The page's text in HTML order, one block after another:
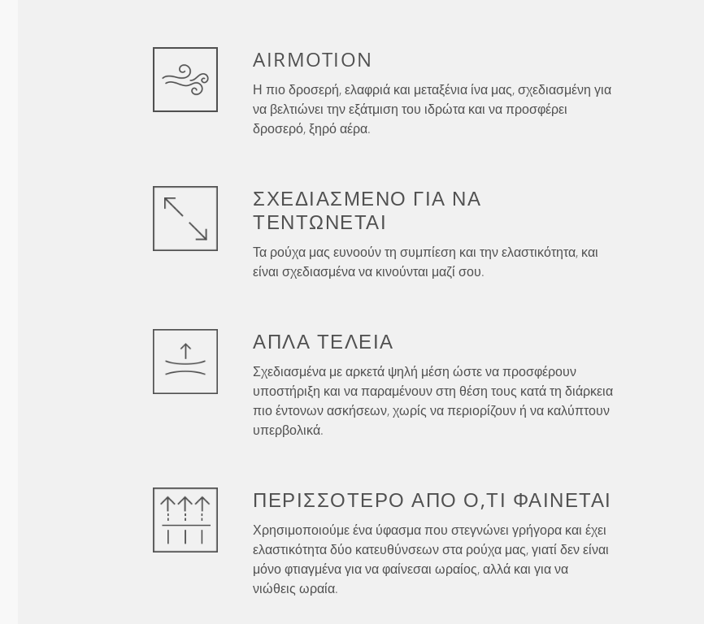
AIRMOTION
Η πιο δροσερή, ελαφριά και μεταξένια ίνα μας, σχεδιασμένη για
να βελτιώνει την εξάτμιση του ιδρώτα και να προσφέρει
δροσερό, ξηρό αέρα.
ΣΧΕΔΙΑΣΜΈΝΟ ΓΙΑ ΝΑ
ΤΕΝΤΏΝΕΤΑΙ
Τα ρούχα μας ευνοούν τη συμπίεση και την ελαστικότητα, και
είναι σχεδιασμένα να κινούνται μαζί σου.
ΑΠΛΆ ΤΈΛΕΙΑ
Σχεδιασμένα με αρκετά ψηλή μέση ώστε να προσφέρουν
υποστήριξη και να παραμένουν στη θέση τους κατά τη διάρκεια
πιο έντονων ασκήσεων, χωρίς να περιορίζουν ή να καλύπτουν
υπερβολικά.
ΠΕΡΙΣΣΌΤΕΡΟ ΑΠΌ Ό,ΤΙ ΦΑΊΝΕΤΑΙ
Χρησιμοποιούμε ένα ύφασμα που στεγνώνει γρήγορα και έχει
ελαστικότητα δύο κατευθύνσεων στα ρούχα μας, γιατί δεν είναι
μόνο φτιαγμένα για να φαίνεσαι ωραίος, αλλά και για να
νιώθεις ωραία.